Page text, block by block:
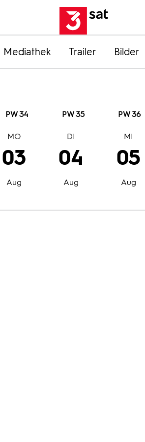
Mediathek Trailer Bilder
PW 34 PW 35 PW 36
03
Aug
MO
04
Aug
DI
05
Aug
MI